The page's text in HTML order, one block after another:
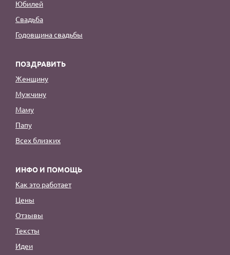
Юбилей
Свадьба
Годовщина свадьбы
ПОЗДРАВИТЬ
Женщину
Мужчину
Маму
Папу
Всех близких
ИНФО И ПОМОЩЬ
Как это работает
Цены
Отзывы
Тексты
Идеи